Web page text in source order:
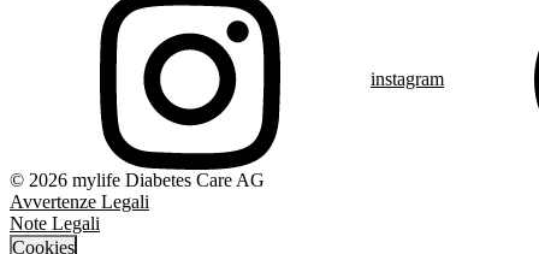
instagram
© 2026 mylife Diabetes Care AG
Avvertenze Legali
Note Legali
Cookies